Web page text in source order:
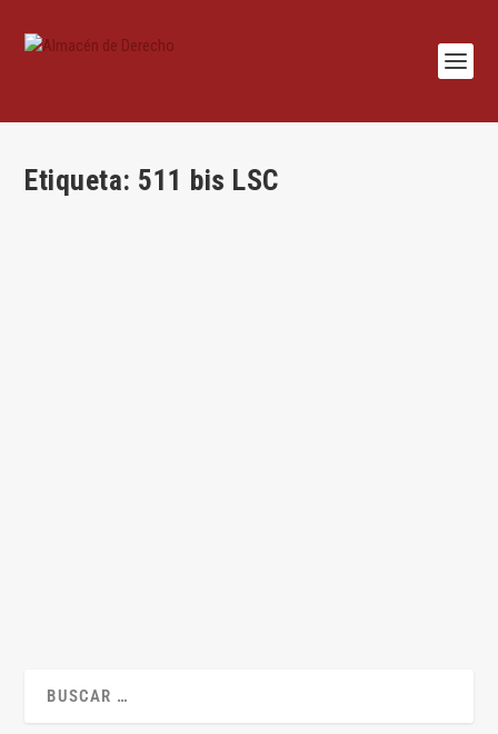
Etiqueta: 511 bis LSC